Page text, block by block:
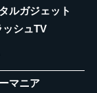
ルガジェット
シュTV
マニア